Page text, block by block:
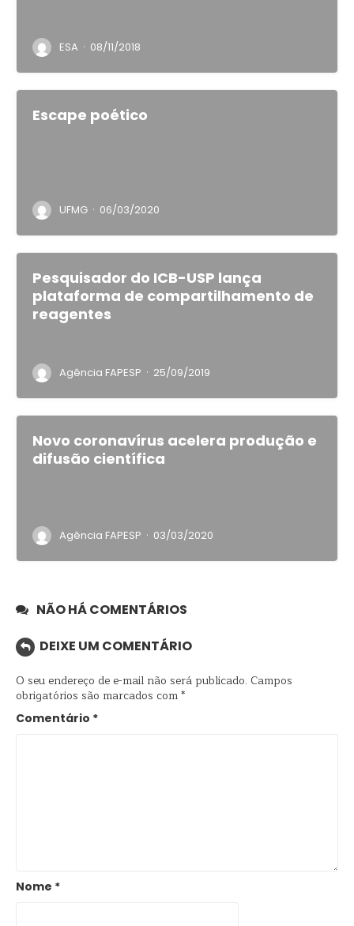
ESA · 08/11/2018
Escape poético
UFMG · 06/03/2020
Pesquisador do ICB-USP lança
plataforma de compartilhamento de
reagentes
Agência FAPESP · 25/09/2019
Novo coronavírus acelera produção e
difusão científica
Agência FAPESP · 03/03/2020
NÃO HÁ COMENTÁRIOS
DEIXE UM COMENTÁRIO
O seu endereço de e-mail não será publicado. Campos
obrigatórios são marcados com*
Comentário *
Nome *